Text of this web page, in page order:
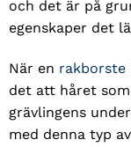
och det är på
egenskaper det
När en rakborste
det att håret
grävlingens
med denna typ